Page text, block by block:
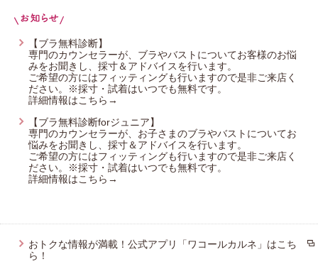
ウイング／フフ
CW-X
YOJOY
【ブラ無料診断】
専門のカウンセラーが、ブラやバストについてお客様のお悩
みをお聞きし、採寸＆アドバイスを行います。
ご希望の方にはフィッティングも行いますので是非ご来店く
ださい。※採寸・試着はいつでも無料です。
詳細情報はこちら→
【ブラ無料診断forジュニア】
専門のカウンセラーが、お子さまのブラやバストについてお
悩みをお聞きし、採寸＆アドバイスを行います。
ご希望の方にはフィッティングも行いますので是非ご来店く
ださい。※採寸・試着はいつでも無料です。
詳細情報はこちら→
おトクな情報が満載！公式アプリ「ワコールカルネ」はこち
ら！